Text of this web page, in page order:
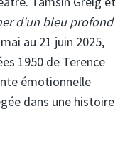
d'un bleu profond
au 21 juin 2025,
1950 de Terence
émotionnelle
dans une histoire